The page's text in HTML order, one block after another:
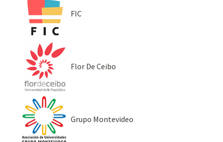
FIC
Flor De Ceibo
Grupo Montevideo